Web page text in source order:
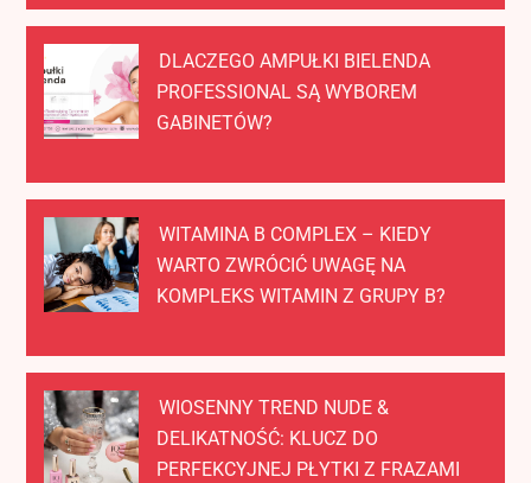
DLACZEGO AMPUŁKI BIELENDA
PROFESSIONAL SĄ WYBOREM
GABINETÓW?
WITAMINA B COMPLEX – KIEDY
WARTO ZWRÓCIĆ UWAGĘ NA
KOMPLEKS WITAMIN Z GRUPY B?
WIOSENNY TREND NUDE &
DELIKATNOŚĆ: KLUCZ DO
PERFEKCYJNEJ PŁYTKI Z FRAZAMI